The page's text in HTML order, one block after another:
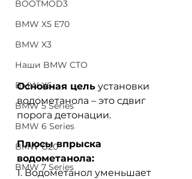
BOOTMOD3
BMW X5 E70
BMW X3
Наши BMW СТО
BMW X6
BMW 5 Series
BMW 6 Series
BMW G20
BMW 7 Series
Основная цель установки
водометанола – это сдвиг
порога детонации.
Плюсы впрыска
водометанола:
1. Водометанол уменьшает